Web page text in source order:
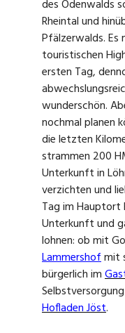
des Odenwalds
Rheintal und
Pfälzerwalds. Es
touristischen
ersten Tag,
wunderschön.
nochmal planen
die letzten
strammen 200
Unterkunft in
verzichten und
Tag im Hauptort
Unterkunft und
lohnen: ob mit
Lammershofmit
bürgerlich im
Hofladen Jöst.